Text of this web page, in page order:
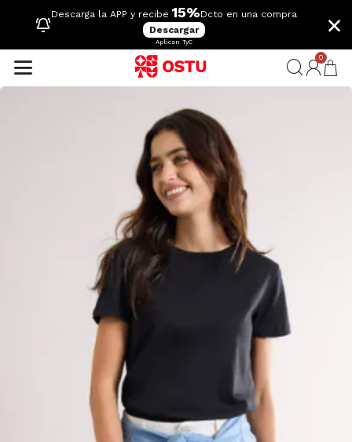
Descarga la APP y recibe 15%Dcto en una compra
Descargar
Aplican TyC
×
0